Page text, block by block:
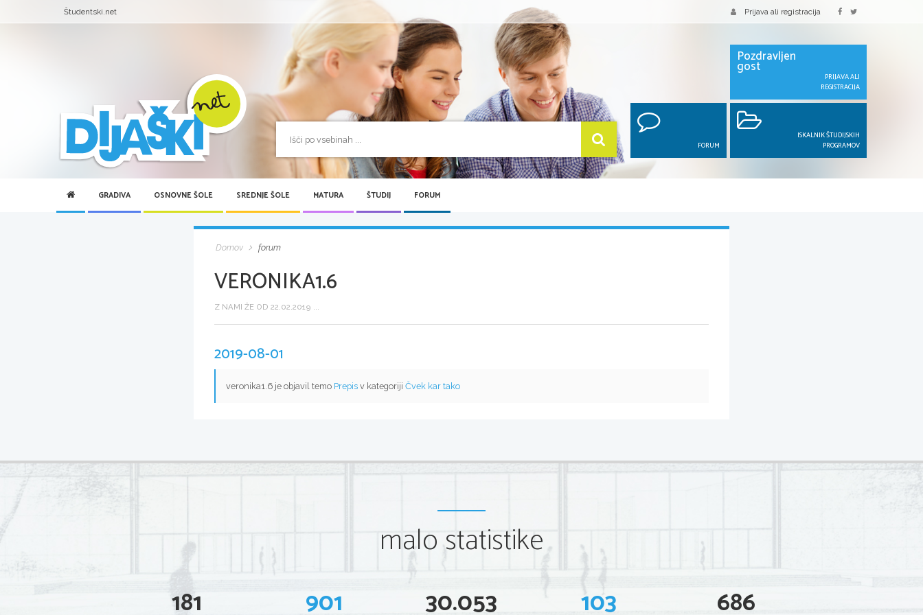
Študentski.net Prijava ali registracija
Pozdravljen
gost
PRIJAVA ALI
REGISTRACIJA
FORUM
ISKALNIK ŠTUDIJSKIH
PROGRAMOV
GRADIVA OSNOVNE ŠOLE SREDNJE ŠOLE MATURA ŠTUDIJ FORUM
Domov forum
VERONIKA1.6
Z NAMI ŽE OD 22.02.2019 ...
2019-08-01
veronika1.6 je objavil temo Prepis v kategoriji Čvek kar tako
malo statistike
181 901 30.053 103 686